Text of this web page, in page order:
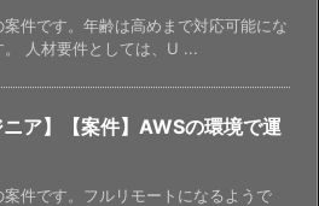
件です。年齢は高めまで対応可能にな
。 人材要件としては、U ...
ニア】【案件】AWSの環境で運
案件です。フルリモートになるようで